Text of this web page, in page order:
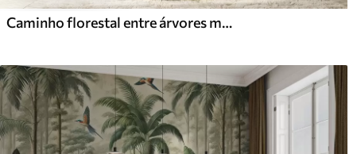
Caminho florestal entre árvores majestosas em estilo aquarela